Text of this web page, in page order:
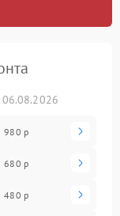
980 р
680 р
480 р